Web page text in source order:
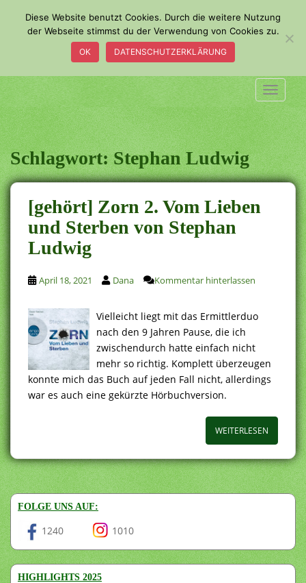
o
m
a
i
n
c
o
n
t
e
n
t
Schlagwort:Stephan Ludwig
[gehört] Zorn 2. Vom Lieben
und Sterben von Stephan
Ludwig
April 18, 2021 Dana Kommentar hinterlassen
Vielleicht liegt mit das Ermittlerduo
nach den 9 Jahren Pause, die ich
zwischendurch hatte einfach nicht
mehr so richtig. Komplett überzeugen
konnte mich das Buch auf jeden Fall nicht, allerdings
war es auch eine gekürzte Hörbuchversion.
WEITERLESEN
FOLGE UNS AUF:
1240 1010
HIGHLIGHTS 2025
Diese Website benutzt Cookies. Durch die weitere Nutzung
der Webseite stimmst du der Verwendung von Cookies zu.
OK DATENSCHUTZERKLÄRUNG